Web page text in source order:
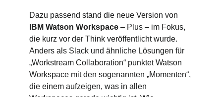
Dazu passend stand die neue Version von
IBM Watson Workspace– Plus – im Fokus,
die kurz vor der Think veröffentlicht wurde.
Anders als Slack und ähnliche Lösungen für
„Workstream Collaboration“ punktet Watson
Workspace mit den sogenannten „Momenten“,
die einem aufzeigen, was in allen